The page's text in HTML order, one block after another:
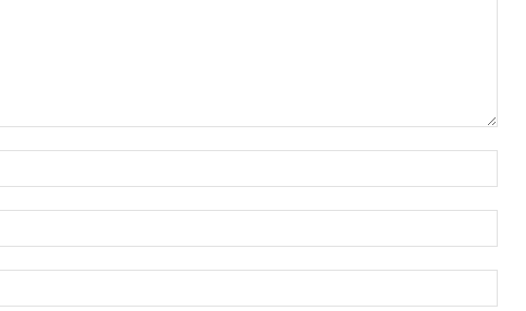
mel:*
web: